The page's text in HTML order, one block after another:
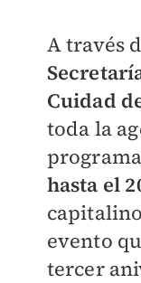
A través
Cuidad
toda la
hasta el
evento
tercer